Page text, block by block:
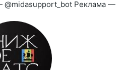
@midasupport_bot Реклама —